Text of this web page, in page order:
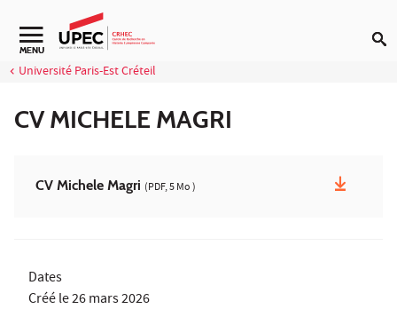
Aller au contenu
Navigation secondaire
MENU
Université Paris-Est Créteil
CV MICHELE MAGRI
CV Michele Magri (PDF, 5 Mo )
Dates
Créé le26 mars 2026